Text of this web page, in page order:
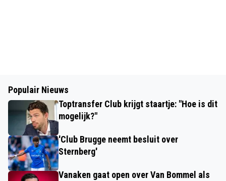
Populair Nieuws
Toptransfer Club krijgt staartje: "Hoe is dit
mogelijk?"
'Club Brugge neemt besluit over
Sternberg'
Vanaken gaat open over Van Bommel als